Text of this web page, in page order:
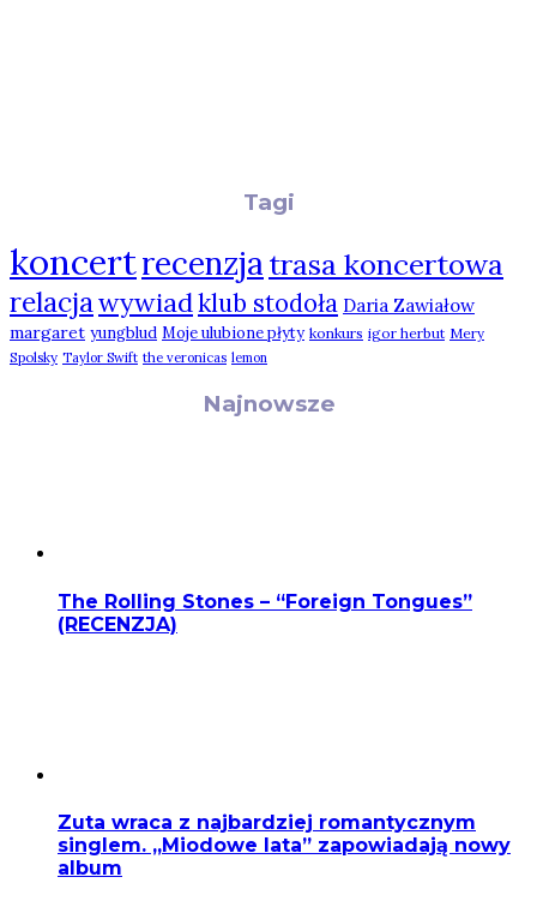
Tagi
koncertrecenzjatrasa koncertowa
relacjawywiadklub stodoła Daria Zawiałow
margaret yungblud Moje ulubione płyty konkurs igor herbut Mery
Spolsky Taylor Swift the veronicas lemon
Najnowsze
The Rolling Stones – “Foreign Tongues”
(RECENZJA)
Zuta wraca z najbardziej romantycznym
singlem. „Miodowe lata” zapowiadają nowy
album